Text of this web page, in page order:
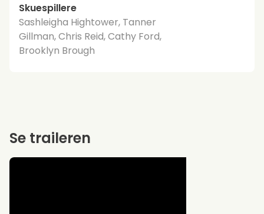
Skuespillere
Sashleigha Hightower, Tanner
Gillman, Chris Reid, Cathy Ford,
Brooklyn Brough
Se traileren